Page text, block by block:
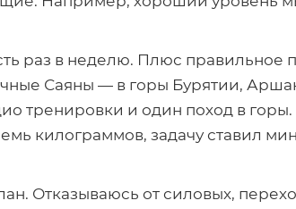
раз в неделю. Плюс правильное
Саяны — в горы Бурятии,
тренировки и один поход в горы.
килограммов, задачу ставил
Отказываюсь от силовых,